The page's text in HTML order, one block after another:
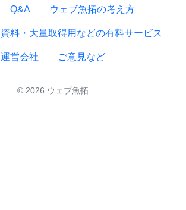
Q&A ウェブ魚拓の考え方
資料・大量取得用などの有料サービス
運営会社 ご意見など
© 2026 ウェブ魚拓